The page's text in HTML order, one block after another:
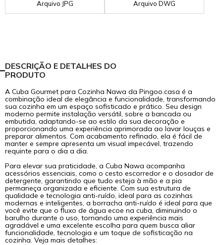
Arquivo JPG Arquivo DWG
DESCRIÇÃO E DETALHES DO
PRODUTO
A Cuba Gourmet para Cozinha Nawa da Pingoo.casa é a
combinação ideal de elegância e funcionalidade, transformando
sua cozinha em um espaço sofisticado e prático. Seu design
moderno permite instalação versátil, sobre a bancada ou
embutida, adaptando-se ao estilo da sua decoração e
proporcionando uma experiência aprimorada ao lavar louças e
preparar alimentos. Com acabamento refinado, ela é fácil de
manter e sempre apresenta um visual impecável, trazendo
requinte para o dia a dia.
Para elevar sua praticidade, a Cuba Nawa acompanha
acessórios essenciais, como o cesto escorredor e o dosador de
detergente, garantindo que tudo esteja à mão e a pia
permaneça organizada e eficiente. Com sua estrutura de
qualidade e tecnologia anti-ruído, ideal para as cozinhas
modernas e inteligentes, a borracha anti-ruído é ideal para que
você evite que o fluxo de água ecoe na cuba, diminuindo o
barulho durante o uso, tornando uma experiência mais
agradável e uma excelente escolha para quem busca aliar
funcionalidade, tecnologia e um toque de sofisticação na
cozinha. Veja mais detalhes: